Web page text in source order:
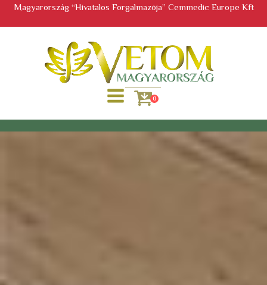
Magyarország “Hivatalos Forgalmazója” Cemmedic Europe Kft
0